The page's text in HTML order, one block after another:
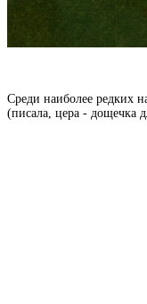
Среди наиболее редких
(писала, цера - дощечка